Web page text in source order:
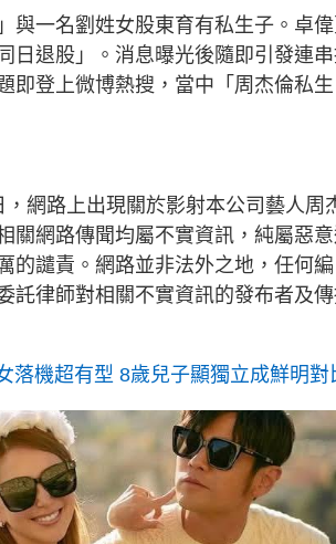
與一名劉姓女股東育有私生子。卓
日退股」。消息曝光後隨即引發連
即登上微博熱搜，當中「周杰倫私生
網路上出現關於影射本公司藝人周
關網路傳聞均屬不實資訊，純屬惡
的譴責。網路並非法外之地，任何編
託律師對相關不實資訊的發布者及
落機超有型 8歲兒子顯獨立成鮮明對